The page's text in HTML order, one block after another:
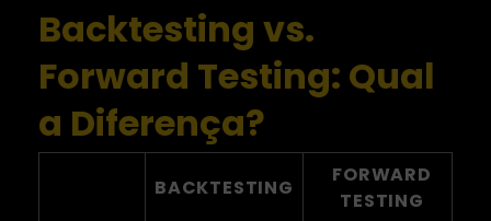
Backtesting vs.
Forward Testing: Qual
a Diferença?
BACKTESTING
FORWARD
TESTING